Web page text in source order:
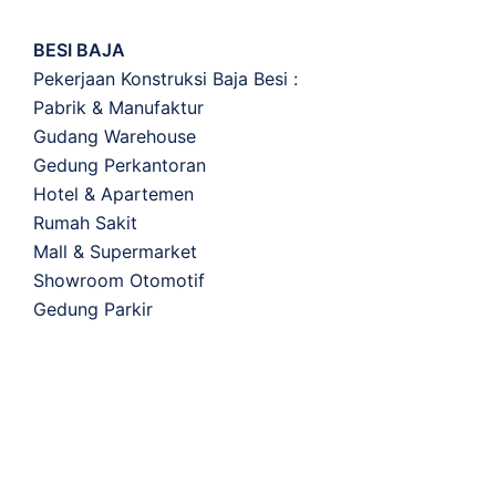
BESI BAJA
Pekerjaan Konstruksi Baja Besi :
Pabrik & Manufaktur
Gudang Warehouse
Gedung Perkantoran
Hotel & Apartemen
Rumah Sakit
Mall & Supermarket
Showroom Otomotif
Gedung Parkir